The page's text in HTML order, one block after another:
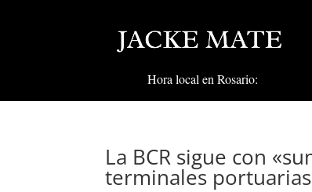
Hora local en Rosario:
La BCR sigue con
terminales